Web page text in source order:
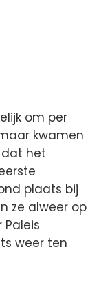
om per
kwamen
dat het
plaats bij
ze alweer op
weer ten